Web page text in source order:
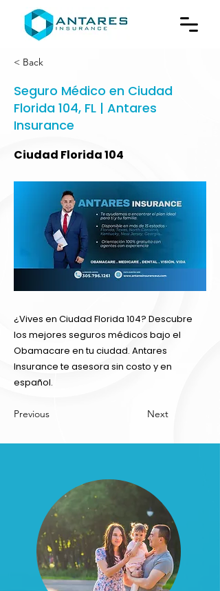
< Back
Seguro Médico en Ciudad
Florida 104, FL | Antares
Insurance
Ciudad Florida 104
¿Vives en Ciudad Florida 104? Descubre
los mejores seguros médicos bajo el
Obamacare en tu ciudad. Antares
Insurance te asesora sin costo y en
español.
Previous Next